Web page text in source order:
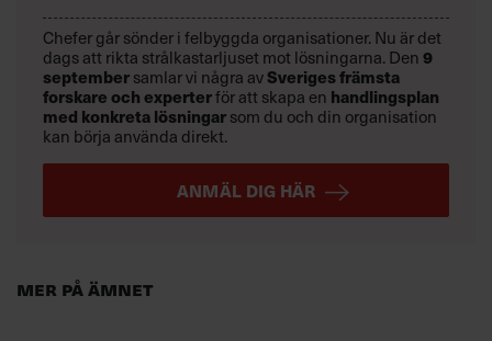
Mer på ämnet
Chefer går sönder i felbyggda organisationer. Nu är det
dags att rikta strålkastarljuset mot lösningarna. Den9
septembersamlar vi några avSveriges främsta
forskare och experterför att skapa en handlingsplan
med konkreta lösningarsom du och din organisation
kan börja använda direkt.
ANMÄL DIG HÄR